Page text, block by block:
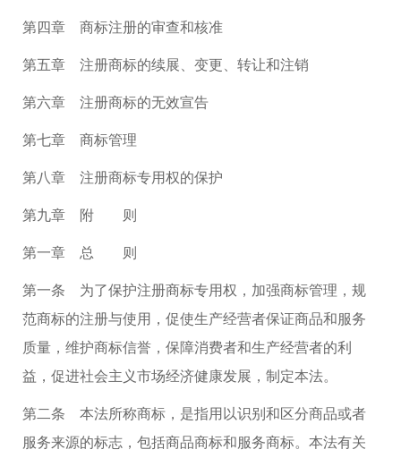
第四章 商标注册的审查和核准
第五章 注册商标的续展、变更、转让和注销
第六章 注册商标的无效宣告
第七章 商标管理
第八章 注册商标专用权的保护
第九章 附 则
第一章 总 则
第一条 为了保护注册商标专用权，加强商标管理，规
范商标的注册与使用，促使生产经营者保证商品和服务
质量，维护商标信誉，保障消费者和生产经营者的利
益，促进社会主义市场经济健康发展，制定本法。
第二条 本法所称商标，是指用以识别和区分商品或者
服务来源的标志，包括商品商标和服务商标。本法有关